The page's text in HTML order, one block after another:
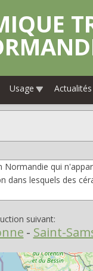
Usage Actualités
qui
dans lesquels des
suivant:
Saint-